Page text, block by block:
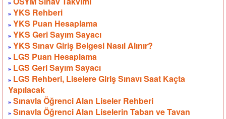
»
» YKS Rehberi
» YKS Puan Hesaplama
» YKS Geri Sayım Sayacı
» YKS Sınav Giriş Belgesi Nasıl Alınır?
» LGS Puan Hesaplama
» LGS Geri Sayım Sayacı
» LGS Rehberi, Liselere Giriş Sınavı Saat Kaçta
Yapılacak
» Sınavla Öğrenci Alan Liseler Rehberi
» Sınavla Öğrenci Alan Liselerin Taban ve Tavan